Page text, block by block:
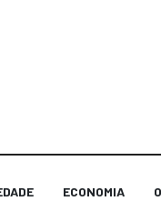
ECONOMIA